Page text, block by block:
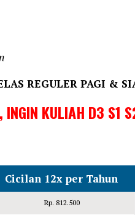
REGULER PAGI &
INGIN KULIAH D3 S1
Cicilan 12x per Tahun
Rp. 812.500